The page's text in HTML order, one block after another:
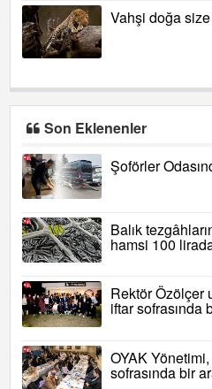
Vahşi doğa
Son Eklenenler
Şoförler
Balık
hamsi 100
Rektör Özölçer
iftar sofrasında
OYAK
sofrasında bir